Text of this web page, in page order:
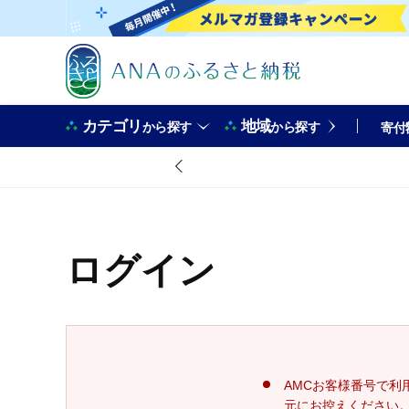
カテゴリから探す 地域から探す 寄付
ログイン
AMCお客様番号で利
元にお控えください